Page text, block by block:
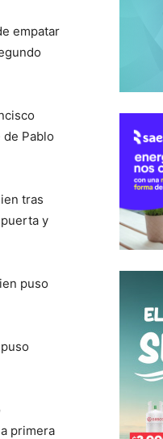
empatar
de Pablo
tras
y
puso
primera